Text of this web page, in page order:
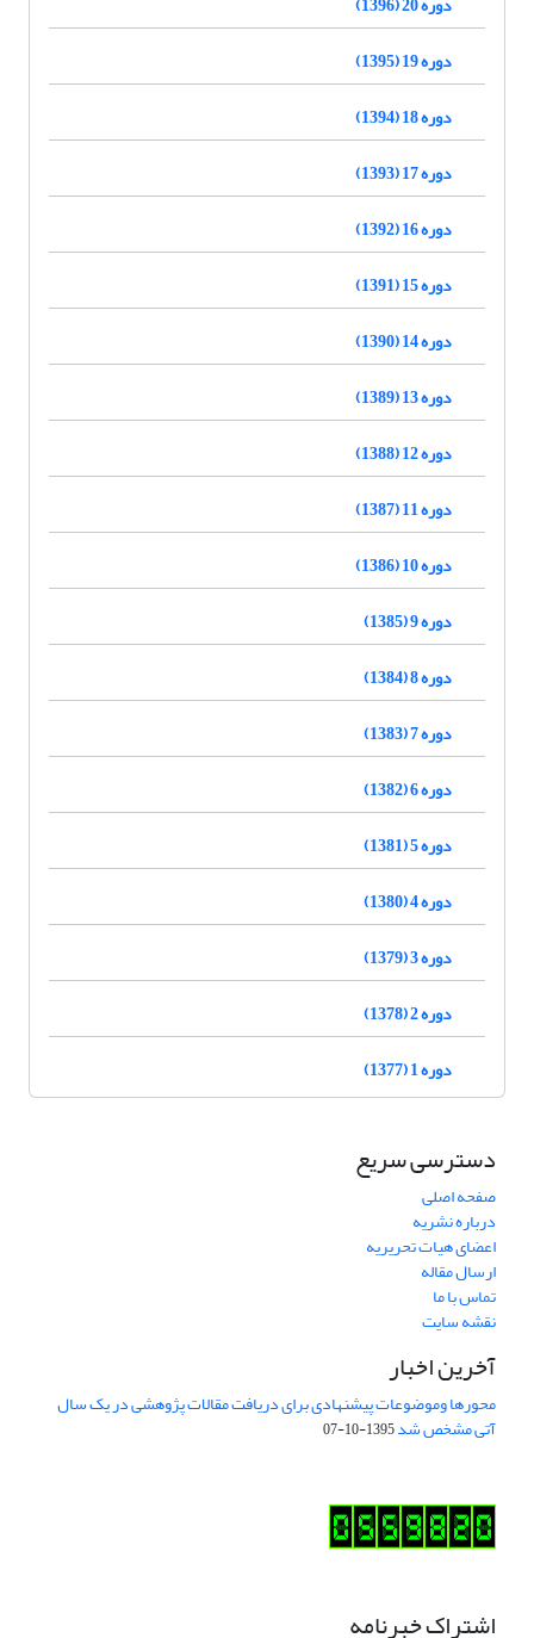
دوره 19 (1395)
دوره 18 (1394)
دوره 17 (1393)
دوره 16 (1392)
دوره 15 (1391)
دوره 14 (1390)
دوره 13 (1389)
دوره 12 (1388)
دوره 11 (1387)
دوره 10 (1386)
دوره 9 (1385)
دوره 8 (1384)
دوره 7 (1383)
دوره 6 (1382)
دوره 5 (1381)
دوره 4 (1380)
دوره 3 (1379)
دوره 2 (1378)
دوره 1 (1377)
دسترسی سریع
صفحه اصلی
درباره نشریه
اعضای هیات تحریریه
ارسال مقاله
تماس با ما
نقشه سایت
آخرین اخبار
محورها وموضوعات پیشنهادی برای دریافت مقالات پژوهشی در یک سال
آتی مشخص شد1395-10-07
اشتراک خبرنامه